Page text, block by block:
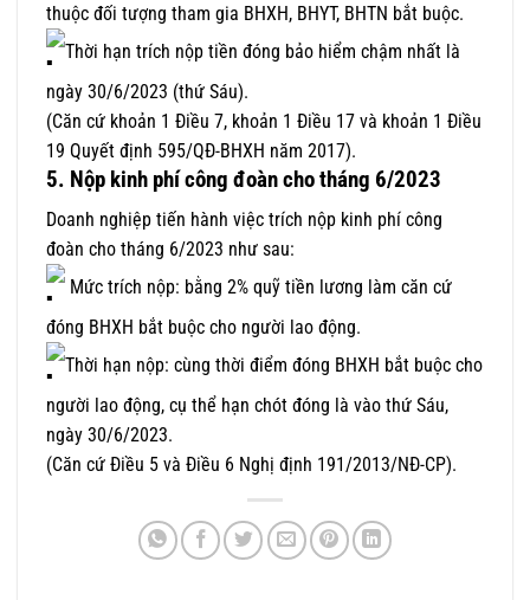
thuộc đối tượng tham gia BHXH, BHYT, BHTN bắt buộc.
Thời hạn trích nộp tiền đóng bảo hiểm chậm nhất là
ngày 30/6/2023 (thứ Sáu).
(Căn cứ khoản 1 Điều 7, khoản 1 Điều 17 và khoản 1 Điều
19 Quyết định 595/QĐ-BHXH năm 2017).
5. Nộp kinh phí công đoàn cho tháng 6/2023
Doanh nghiệp tiến hành việc trích nộp kinh phí công
đoàn cho tháng 6/2023 như sau:
Mức trích nộp: bằng 2% quỹ tiền lương làm căn cứ
đóng BHXH bắt buộc cho người lao động.
Thời hạn nộp: cùng thời điểm đóng BHXH bắt buộc cho
người lao động, cụ thể hạn chót đóng là vào thứ Sáu,
ngày 30/6/2023.
(Căn cứ Điều 5 và Điều 6 Nghị định 191/2013/NĐ-CP).